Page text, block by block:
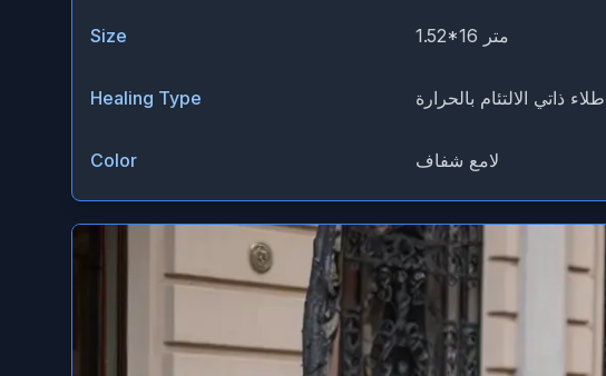
Size 1.52*16 متر
Healing Type طلاء ذاتي الالتئام بالحرارة
Color لامع شفاف